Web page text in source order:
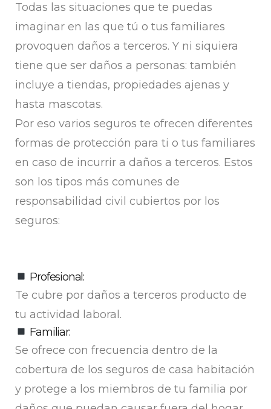
Todas las situaciones que te puedas
imaginar en las que tú o tus familiares
provoquen daños a terceros. Y ni siquiera
tiene que ser daños a personas: también
incluye a tiendas, propiedades ajenas y
hasta mascotas.
Por eso varios seguros te ofrecen diferentes
formas de protección para ti o tus familiares
en caso de incurrir a daños a terceros. Estos
son los tipos más comunes de
responsabilidad civil cubiertos por los
seguros:
Profesional:
Te cubre por daños a terceros producto de
tu actividad laboral.
Familiar:
Se ofrece con frecuencia dentro de la
cobertura de los seguros de casa habitación
y protege a los miembros de tu familia por